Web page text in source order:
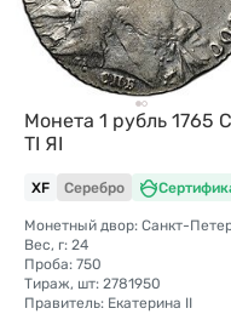
Монета 1 рубль 1765
TI ЯI
XF Серебро
Вес, г: 24
Проба: 750
Тираж, шт: 2781950
Правитель: Екатерина II